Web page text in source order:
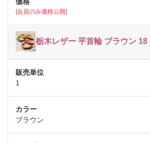
[会員のみ価格公開]
栃木レザー 平首輪 ブラウン 18
1
ブラウン